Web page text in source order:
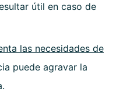
útil en caso de
las necesidades de
puede agravar la